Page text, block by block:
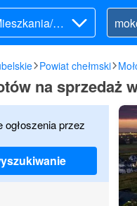
Do
(sprzedaż)
Powiat chełmski
na sprzedaż
przez